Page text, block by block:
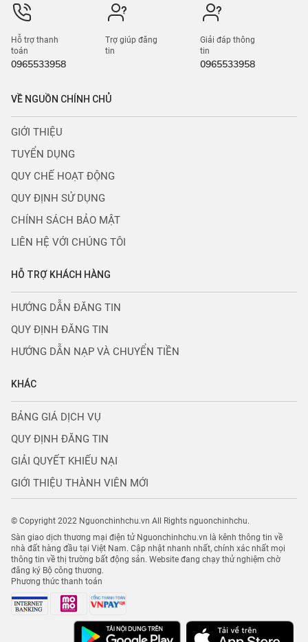
Hỗ trợ thanh
toán
0965533958
Trợ giúp đăng
tin
Giải đáp thông
tin
0965533958
VỀ NGUỒN CHÍNH CHỦ
GIỚI THIỆU
TUYỂN DỤNG
QUY CHẾ HOẠT ĐỘNG
QUY ĐỊNH SỬ DỤNG
CHÍNH SÁCH BẢO MẬT
LIÊN HỆ VỚI CHÚNG TÔI
HỖ TRỢ KHÁCH HÀNG
HƯỚNG DẪN ĐĂNG TIN
QUY ĐỊNH ĐĂNG TIN
HƯỚNG DẪN NẠP VÀ CHUYỂN TIỀN
KHÁC
BẢNG GIÁ DỊCH VỤ
QUY ĐỊNH ĐĂNG TIN
GIẢI QUYẾT KHIẾU NẠI
GIỚI THIỆU THÀNH VIÊN MỚI
© Copyright 2022 Nguonchinhchu.vn All Rights nguonchinhchu.
Sàn giao dịch thương mại điện tử Nguonchinhchu.vn là kênh thông tin về
nhà đất hàng đầu tại Việt Nam. Cập nhật nhanh nhất, chính xác nhất mọi
thông tin về thị trường bất động sản. Website đang chạy thử nghiệm chờ
đăng ký Bộ công thương.
Phương thức thanh toán